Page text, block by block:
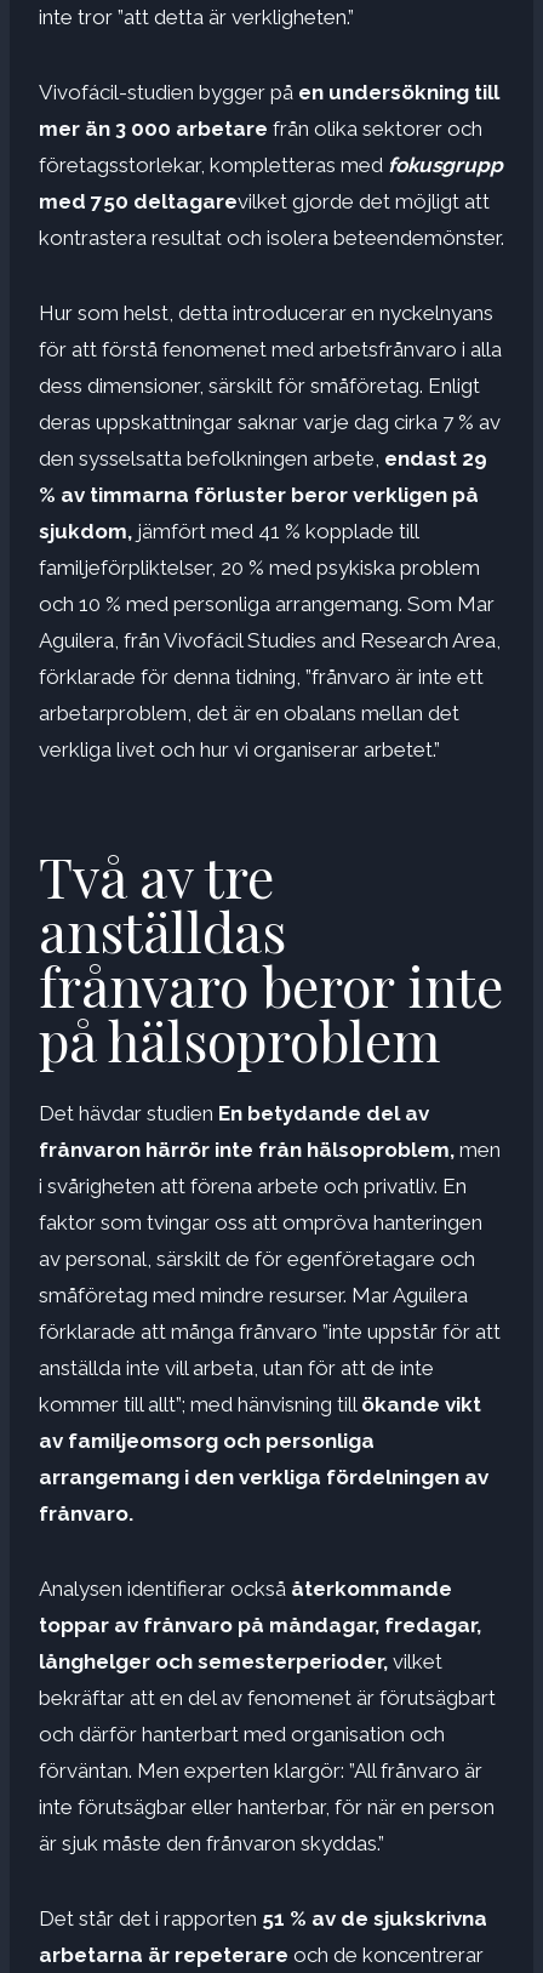
inte tror ”att detta är verkligheten.”
Vivofácil-studien bygger på en undersökning till
mer än 3 000 arbetare från olika sektorer och
företagsstorlekar, kompletteras med fokusgrupp
med 750 deltagarevilket gjorde det möjligt att
kontrastera resultat och isolera beteendemönster.
Hur som helst, detta introducerar en nyckelnyans
för att förstå fenomenet med arbetsfrånvaro i alla
dess dimensioner, särskilt för småföretag. Enligt
deras uppskattningar saknar varje dag cirka 7 % av
den sysselsatta befolkningen arbete, endast 29
% av timmarna förluster beror verkligen på
sjukdom, jämfört med 41 % kopplade till
familjeförpliktelser, 20 % med psykiska problem
och 10 % med personliga arrangemang. Som Mar
Aguilera, från Vivofácil Studies and Research Area,
förklarade för denna tidning, ”frånvaro är inte ett
arbetarproblem, det är en obalans mellan det
verkliga livet och hur vi organiserar arbetet.”
Två av tre
anställdas
frånvaro beror inte
på hälsoproblem
Det hävdar studien En betydande del av
frånvaron härrör inte från hälsoproblem, men
i svårigheten att förena arbete och privatliv. En
faktor som tvingar oss att ompröva hanteringen
av personal, särskilt de för egenföretagare och
småföretag med mindre resurser. Mar Aguilera
förklarade att många frånvaro ”inte uppstår för att
anställda inte vill arbeta, utan för att de inte
kommer till allt”; med hänvisning till ökande vikt
av familjeomsorg och personliga
arrangemang i den verkliga fördelningen av
frånvaro.
Analysen identifierar också återkommande
toppar av frånvaro på måndagar, fredagar,
långhelger och semesterperioder, vilket
bekräftar att en del av fenomenet är förutsägbart
och därför hanterbart med organisation och
förväntan. Men experten klargör: ”All frånvaro är
inte förutsägbar eller hanterbar, för när en person
är sjuk måste den frånvaron skyddas.”
Det står det i rapporten 51 % av de sjukskrivna
arbetarna är repeterare och de koncentrerar